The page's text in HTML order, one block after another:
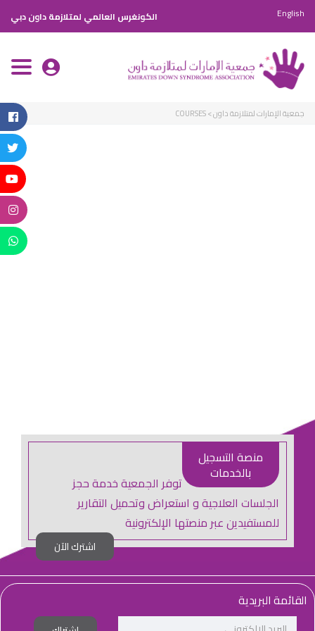
English الكونغرس العالمي لمتلازمة داون دبي
جمعية الإمارات لمتلازمة داون>
COURSES
منصة التسجيل
بالخدمات
توفر الجمعية خدمة حجز
الجلسات العلاجية و استعراض وتحميل التقارير
للمستفيدين عبر منصتها الإلكترونية
اشترك الآن
القائمة البريدية